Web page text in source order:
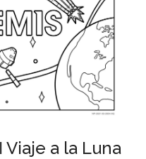
Viaje a la Luna